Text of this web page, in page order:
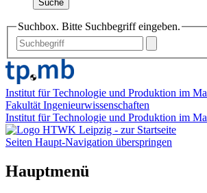
Suche
Suchbox. Bitte Suchbegriff eingeben.
Institut für Technologie und Produktion im
Fakultät Ingenieurwissenschaften
Institut für Technologie und Produktion im
Seiten Haupt-Navigation überspringen
Hauptmenü